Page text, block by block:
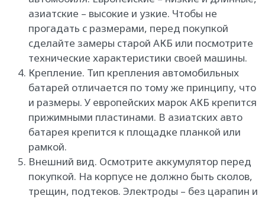
азиатские – высокие и узкие. Чтобы не
прогадать с размерами, перед покупкой
сделайте замеры старой АКБ или посмотрите
технические характеристики своей машины.
Крепление. Тип крепления автомобильных
батарей отличается по тому же принципу, что
и размеры. У европейских марок АКБ крепится
прижимными пластинами. В азиатских авто
батарея крепится к площадке планкой или
рамкой.
Внешний вид. Осмотрите аккумулятор перед
покупкой. На корпусе не должно быть сколов,
трещин, подтеков. Электроды – без царапин и